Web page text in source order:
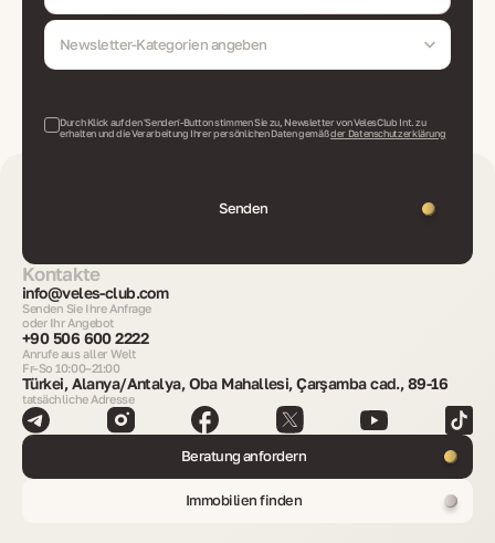
Newsletter-Kategorien angeben
Durch Klick auf den 'Senden'-Button stimmen Sie zu, Newsletter von VelesClub Int. zu
erhalten und die Verarbeitung Ihrer persönlichen Daten gemäßder Datenschutzerklärung
Senden
Kontakte
info@veles-club.com
Senden Sie Ihre Anfrage
oder Ihr Angebot
+90 506 600 2222
Anrufe aus aller Welt
Fr–So 10:00–21:00
Türkei, Alanya/Antalya, Oba Mahallesi, Çarşamba cad., 89-16
tatsächliche Adresse
Beratung anfordern
Immobilien finden